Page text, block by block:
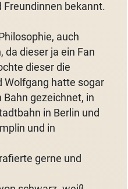
Freundinnen bekannt.
auch
da dieser ja ein Fan
dieser die
Wolfgang hatte sogar
Bahn gezeichnet, in
in Berlin und
und in
gerne und